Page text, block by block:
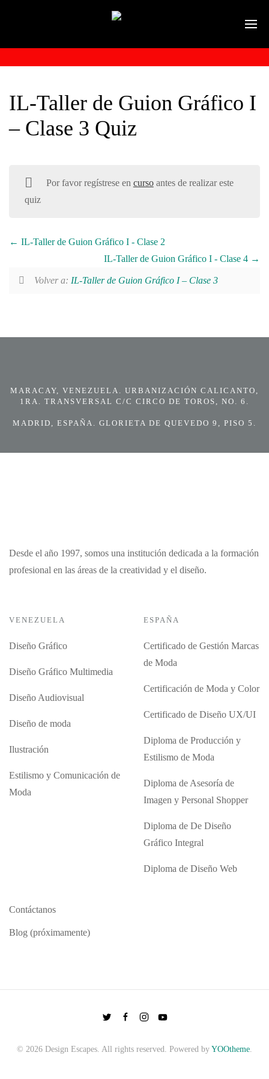
IL-Taller de Guion Gráfico I
– Clase 3 Quiz
Por favor regístrese en cursoantes de realizar este
quiz
IL-Taller de Guion Gráfico I - Clase 2
IL-Taller de Guion Gráfico I - Clase 4
Volver a: IL-Taller de Guion Gráfico I – Clase 3
MARACAY, VENEZUELA. URBANIZACIÓN CALICANTO,
1RA. TRANSVERSAL C/C CIRCO DE TOROS, NO. 6.
MADRID, ESPAÑA. GLORIETA DE QUEVEDO 9, PISO 5.
Desde el año 1997, somos una institución dedicada a la formación
profesional en las áreas de la creatividad y el diseño.
VENEZUELA
Diseño Gráfico
Diseño Gráfico Multimedia
Diseño Audiovisual
Diseño de moda
Ilustración
Estilismo y Comunicación de
Moda
ESPAÑA
Certificado de Gestión Marcas
de Moda
Certificación de Moda y Color
Certificado de Diseño UX/UI
Diploma de Producción y
Estilismo de Moda
Diploma de Asesoría de
Imagen y Personal Shopper
Diploma de De Diseño
Gráfico Integral
Diploma de Diseño Web
Contáctanos
Blog (próximamente)
© 2026 Design Escapes. All rights reserved. Powered by YOOtheme.